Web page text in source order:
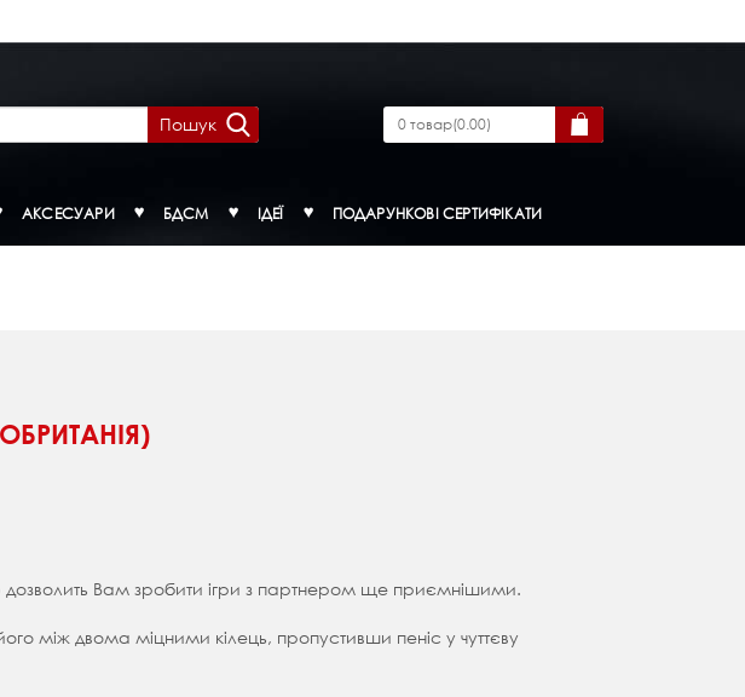
Пошук 0товар(0.00)
АКСЕСУАРИ БДСМ ІДЕЇ ПОДАРУНКОВІ СЕРТИФІКАТИ
дозволить Вам зробити ігри з партнером ще приємнішими.
між двома міцними кілець, пропустивши пеніс у чуттєву